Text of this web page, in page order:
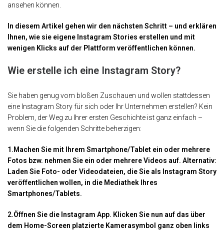
ansehen können.
In diesem Artikel gehen wir den nächsten Schritt – und erklären
Ihnen, wie sie eigene Instagram Stories erstellen und mit
wenigen Klicks auf der Plattform veröffentlichen können.
Wie erstelle ich eine Instagram Story?
Sie haben genug vom bloßen Zuschauen und wollen stattdessen
eine Instagram Story für sich oder Ihr Unternehmen erstellen? Kein
Problem, der Weg zu Ihrer ersten Geschichte ist ganz einfach –
wenn Sie die folgenden Schritte beherzigen:
1.Machen Sie mit Ihrem Smartphone/Tablet ein oder mehrere
Fotos bzw. nehmen Sie ein oder mehrere Videos auf. Alternativ:
Laden Sie Foto- oder Videodateien, die Sie als Instagram Story
veröffentlichen wollen, in die Mediathek Ihres
Smartphones/Tablets.
2.Öffnen Sie die Instagram App. Klicken Sie nun auf das über
dem Home-Screen platzierte Kamerasymbol ganz oben links